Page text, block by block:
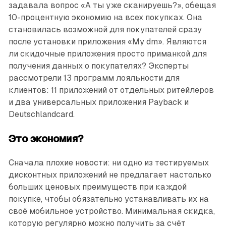
задавала вопрос «А ты уже сканируешь?», обещая
10-процентную экономию на всех покупках. Она
становилась возможной для покупателей сразу
после установки приложения «My dm». Являются
ли скидочные приложения просто приманкой для
получения данных о покупателях? Эксперты
рассмотрели 13 программ лояльности для
клиентов: 11 приложений от отдельных ритейлеров
и два универсальных приложения Payback и
Deutschlandcard.
Это экономия?
Сначала плохие новости: ни одно из тестируемых
дисконтных приложений не предлагает настолько
больших ценовых преимуществ при каждой
покупке, чтобы обязательно устанавливать их на
своё мобильное устройство. Минимальная скидка,
которую регулярно можно получить за счёт